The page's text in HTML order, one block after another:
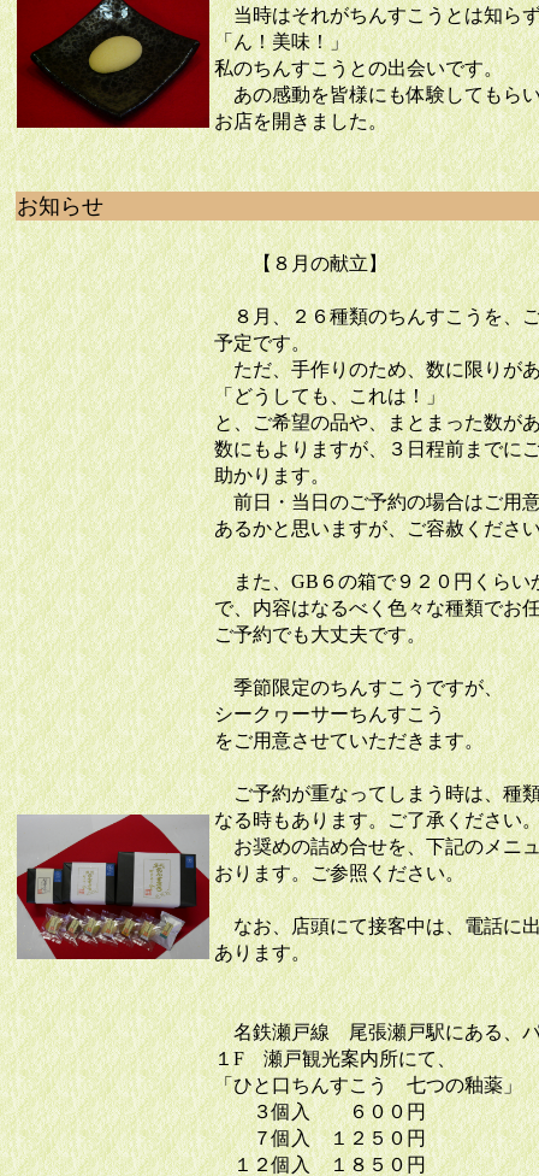
当時はそれがちんすこうとは知ら
「ん！美味！」
私のちんすこうとの出会いです。
あの感動を皆様にも体験してもら
お店を開きました。
お知らせ
【８月の献立】
８月、２６種類のちんすこうを、
予定です。
ただ、手作りのため、数に限りが
「どうしても、これは！」
と、ご希望の品や、まとまった数が
数にもよりますが、３日程前までに
助かります。
前日・当日のご予約の場合はご用
あるかと思いますが、ご容赦くださ
また、GB６の箱で９２０円くらい
で、内容はなるべく色々な種類でお
ご予約でも大丈夫です。
季節限定のちんすこうですが、
シークヮーサーちんすこう
をご用意させていただきます。
ご予約が重なってしまう時は、種
なる時もあります。ご了承ください
お奨めの詰め合せを、下記のメニ
おります。ご参照ください。
なお、店頭にて接客中は、電話に
あります。
名鉄瀬戸線 尾張瀬戸駅にある、パ
１F 瀬戸観光案内所にて、
「ひと口ちんすこう 七つの釉薬」
３個入 ６００円
７個入 １２５０円
１２個入 １８５０円